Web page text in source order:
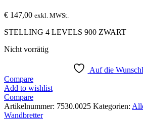
€ 147,00 exkl. MWSt.
STELLING 4 LEVELS 900 ZWART
Nicht vorrätig
Auf die
Compare
Add to wishlist
Compare
Artikelnummer: 7530.0025 Kategorien:
Wandbretter